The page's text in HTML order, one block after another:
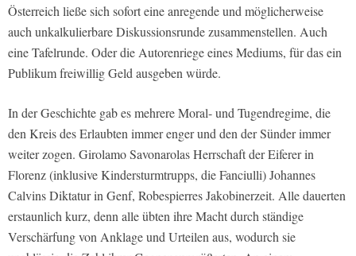
Österreich ließe sich sofort eine anregende und möglicherweise
auch unkalkulierbare Diskussionsrunde zusammenstellen. Auch
eine Tafelrunde. Oder die Autorenriege eines Mediums, für das ein
Publikum freiwillig Geld ausgeben würde.
In der Geschichte gab es mehrere Moral- und Tugendregime, die
den Kreis des Erlaubten immer enger und den der Sünder immer
weiter zogen. Girolamo Savonarolas Herrschaft der Eiferer in
Florenz (inklusive Kindersturmtrupps, die Fanciulli) Johannes
Calvins Diktatur in Genf, Robespierres Jakobinerzeit. Alle dauerten
erstaunlich kurz, denn alle übten ihre Macht durch ständige
Verschärfung von Anklage und Urteilen aus, wodurch sie